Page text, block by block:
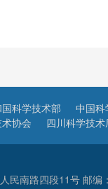
科学技术部
中国科
协会
四川科学技术
民南路四段11号 邮编